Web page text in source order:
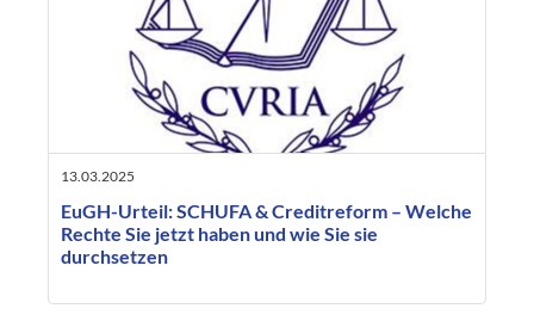
13.03.2025
EuGH-Urteil: SCHUFA & Creditreform – Welche
Rechte Sie jetzt haben und wie Sie sie
durchsetzen